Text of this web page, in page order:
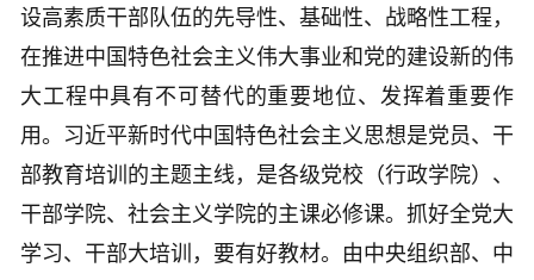
设高素质干部队伍的先导性、基础性、战略性工程，
在推进中国特色社会主义伟大事业和党的建设新的伟
大工程中具有不可替代的重要地位、发挥着重要作
用。习近平新时代中国特色社会主义思想是党员、干
部教育培训的主题主线，是各级党校（行政学院）、
干部学院、社会主义学院的主课必修课。抓好全党大
学习、干部大培训，要有好教材。由中央组织部、中